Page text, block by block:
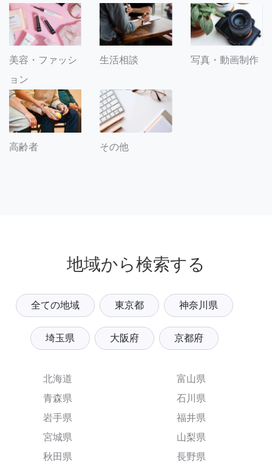
美容・ファッシ
ョン
生活相談 写真・動画制作
高齢者 その他
地域から検索する
全ての地域 東京都 神奈川県
埼玉県 大阪府 京都府
北海道
青森県
岩手県
宮城県
秋田県
富山県
石川県
福井県
山梨県
長野県